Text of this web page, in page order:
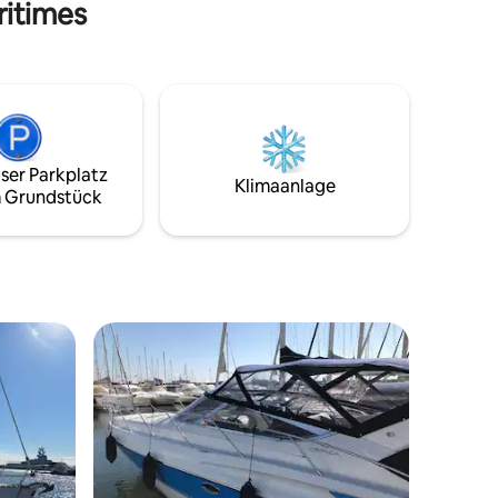
Bad
Parkplatz
Grundstück
Klimaanlage